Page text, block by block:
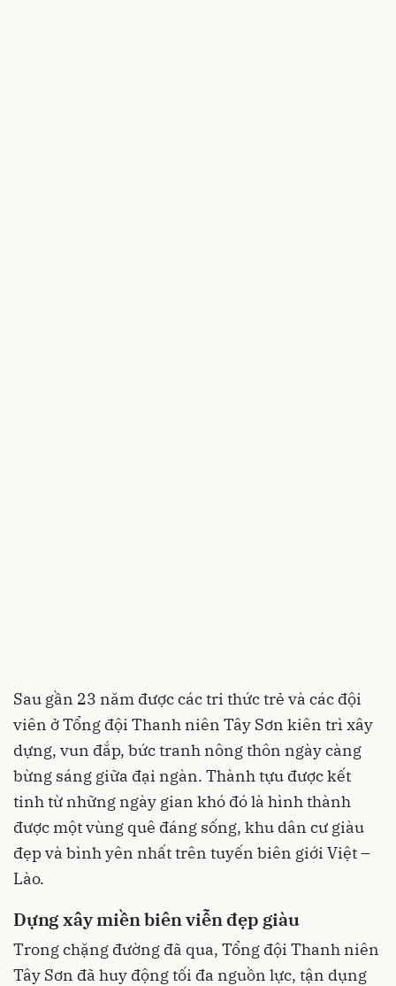
Sau gần 23 năm được các tri thức trẻ và các đội
viên ở Tổng đội Thanh niên Tây Sơn kiên trì xây
dựng, vun đắp, bức tranh nông thôn ngày càng
bừng sáng giữa đại ngàn. Thành tựu được kết
tinh từ những ngày gian khó đó là hình thành
được một vùng quê đáng sống, khu dân cư giàu
đẹp và bình yên nhất trên tuyến biên giới Việt –
Lào.
Dựng xây miền biên viễn đẹp giàu
Trong chặng đường đã qua, Tổng đội Thanh niên
Tây Sơn đã huy động tối đa nguồn lực, tận dụng